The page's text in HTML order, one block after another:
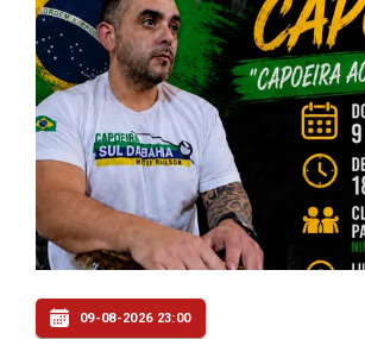
09-08-2026 23:00